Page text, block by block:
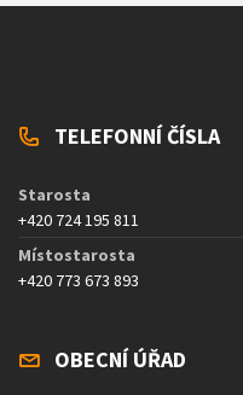
TELEFONNÍ ČÍSLA
Starosta
+420 724 195 811
Místostarosta
+420 773 673 893
OBECNÍ ÚŘAD